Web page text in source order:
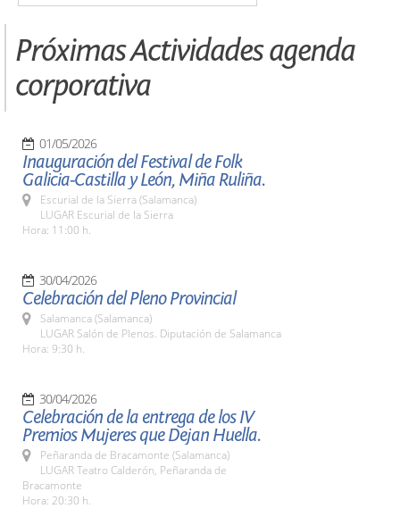
Próximas Actividades agenda
corporativa
01/05/2026
Inauguración del Festival de Folk
Galicia-Castilla y León, Miña Ruliña.
Escurial de la Sierra (Salamanca)
LUGAR Escurial de la Sierra
Hora: 11:00 h.
30/04/2026
Celebración del Pleno Provincial
Salamanca (Salamanca)
LUGAR Salón de Plenos. Diputación de Salamanca
Hora: 9:30 h.
30/04/2026
Celebración de la entrega de los IV
Premios Mujeres que Dejan Huella.
Peñaranda de Bracamonte (Salamanca)
LUGAR Teatro Calderón, Peñaranda de
Bracamonte
Hora: 20:30 h.